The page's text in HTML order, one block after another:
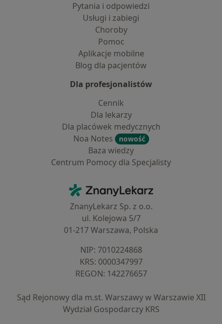
Pytania i odpowiedzi
Usługi i zabiegi
Choroby
Pomoc
Aplikacje mobilne
Blog dla pacjentów
Dla profesjonalistów
Cennik
Dla lekarzy
Dla placówek medycznych
Noa Notes
nowość
Baza wiedzy
Centrum Pomocy dla Specjalisty
ZnanyLekarz - Strona główna
ZnanyLekarz Sp. z o.o.
ul. Kolejowa 5/7
01-217 Warszawa, Polska
NIP: ⁠7010224868
KRS: ⁠0000347997
REGON: ⁠142276657
Sąd Rejonowy dla m.st. Warszawy w Warszawie XII
Wydział Gospodarczy KRS